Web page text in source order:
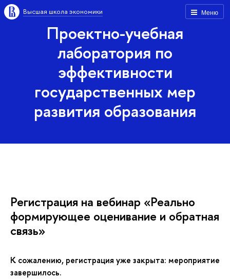
Меню
ысшая школа экономики
Проектно-учебная
лаборатория по
эффективности
осударственных мер
развития образования
Регистрация на вебинар «Реально
формирующее оценивание и обратная
связь»
К сожалению, регистрация уже закрыта: мероприятие
завершилось.